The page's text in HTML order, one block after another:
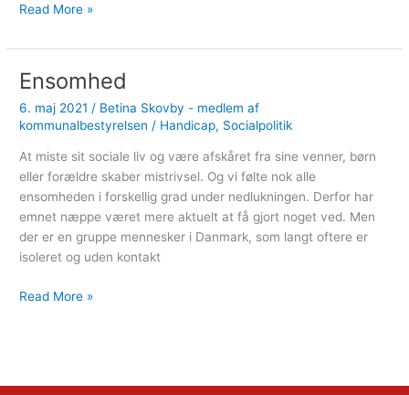
Husk
borgerrådgiver
Budgetforhandlingerne!
Read More »
Ensomhed
6. maj 2021 / Betina Skovby - medlem af
kommunalbestyrelsen / Handicap, Socialpolitik
At miste sit sociale liv og være afskåret fra sine venner, børn
eller forældre skaber mistrivsel. Og vi følte nok alle
ensomheden i forskellig grad under nedlukningen. Derfor har
emnet næppe været mere aktuelt at få gjort noget ved. Men
der er en gruppe mennesker i Danmark, som langt oftere er
isoleret og uden kontakt
Ensomhed
Read More »